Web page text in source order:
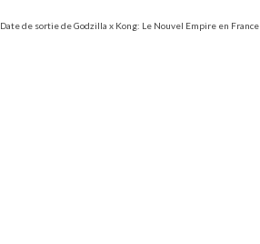
Date de sortie de Godzilla x Kong: Le Nouvel Empire en France